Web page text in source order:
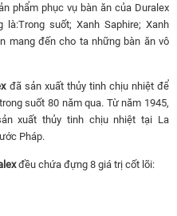
phẩm phục vụ bàn ăn của Duralex
suốt; Xanh Saphire; Xanh
mang đến cho ta những bàn ăn vô
đã sản xuất thủy tinh chịu nhiệt để
suốt 80 năm qua. Từ năm 1945,
xuất thủy tinh chịu nhiệt tại La
Pháp.
đều chứa đựng 8 giá trị cốt lõi: